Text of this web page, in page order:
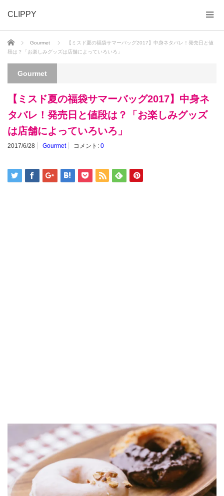
CLIPPY
ホーム Gourmet
【ミスド夏の福袋サマーバッグ2017】中身ネタバレ！発売日と値
段は？「お楽しみグッズは店舗によっていろいろ」
Gourmet
【ミスド夏の福袋サマーバッグ2017】中身ネ
タバレ！発売日と値段は？「お楽しみグッズ
は店舗によっていろいろ」
2017/6/28 Gourmet コメント: 0